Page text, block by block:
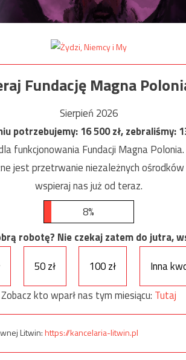
Fundację Magna
Sierpień 2026
potrzebujemy:16 500zł, zebraliśmy:
funkcjonowania Fundacji Magna Polonia.
jest przetrwanie niezależnych
wspieraj nas już od teraz.
8%
robotę? Nie czekaj zatem do jutra,
50 zł 100 zł
Inna
Zobacz kto wparł nas tym miesiącu: Tutaj
Litwin:https://kancelaria-litwin.pl